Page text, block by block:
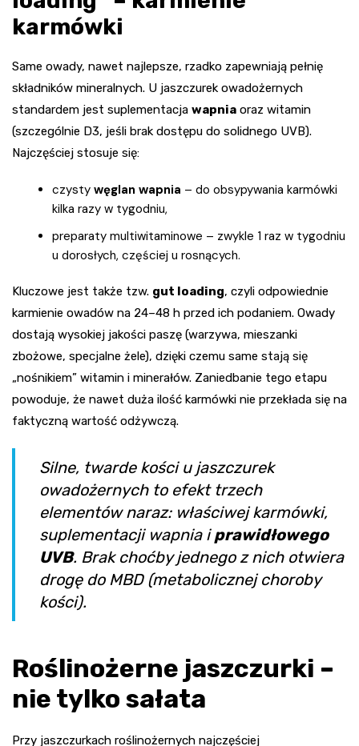
karmówki
Same owady, nawet najlepsze, rzadko zapewniają pełnię
składników mineralnych. U jaszczurek owadożernych
standardem jest suplementacja wapnia oraz witamin
(szczególnie D3, jeśli brak dostępu do solidnego UVB).
Najczęściej stosuje się:
czysty węglan wapnia – do obsypywania karmówki
kilka razy w tygodniu,
preparaty multiwitaminowe – zwykle 1 raz w tygodniu
u dorosłych, częściej u rosnących.
Kluczowe jest także tzw. gut loading, czyli odpowiednie
karmienie owadów na 24–48 h przed ich podaniem. Owady
dostają wysokiej jakości paszę (warzywa, mieszanki
zbożowe, specjalne żele), dzięki czemu same stają się
„nośnikiem” witamin i minerałów. Zaniedbanie tego etapu
powoduje, że nawet duża ilość karmówki nie przekłada się na
faktyczną wartość odżywczą.
Silne, twarde kości u jaszczurek
owadożernych to efekt trzech
elementów naraz: właściwej karmówki,
suplementacji wapnia iprawidłowego
UVB. Brak choćby jednego z nich otwiera
drogę do MBD (metabolicznej choroby
kości).
Roślinożerne jaszczurki –
nie tylko sałata
Przy jaszczurkach roślinożernych najczęściej